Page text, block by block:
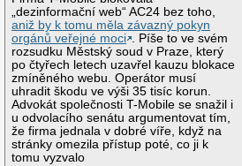
„dezinformační web“ AC24 bez toho,
aniž by k tomu měla závazný pokyn
orgánů veřejné moci . Píše to ve svém
rozsudku Městský soud v Praze, který
po čtyřech letech uzavřel kauzu blokace
zmíněného webu. Operátor musí
uhradit škodu ve výši 35 tisíc korun.
Advokát společnosti T-Mobile se snažil i
u odvolacího senátu argumentovat tím,
že firma jednala v dobré víře, když na
stránky omezila přístup poté, co ji k
tomu vyzvalo